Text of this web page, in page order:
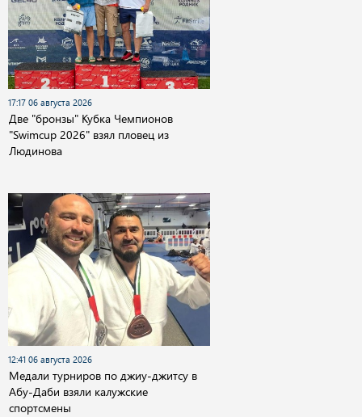
17:17 06 августа 2026
Две "бронзы" Кубка Чемпионов
"Swimcup 2026" взял пловец из
Людинова
12:41 06 августа 2026
Медали турниров по джиу-джитсу в
Абу-Даби взяли калужские
спортсмены